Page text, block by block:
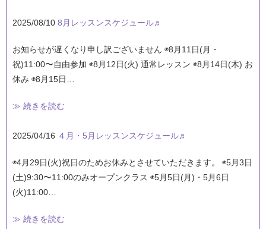
2025/08/10 8月レッスンスケジュール♬
お知らせが遅くなり申し訳ございません ◉8月11日(月・
祝)11:00〜自由参加 ◉8月12日(火) 通常レッスン ◉8月14日(木) お
休み ◉8月15日…
≫ 続きを読む
2025/04/16 ４月・5月レッスンスケジュール♬
◉4月29日(火)祝日のためお休みとさせていただきます。 ◉5月3日
(土)9:30〜11:00のみオープンクラス ◉5月5日(月)・5月6日
(火)11:00…
≫ 続きを読む